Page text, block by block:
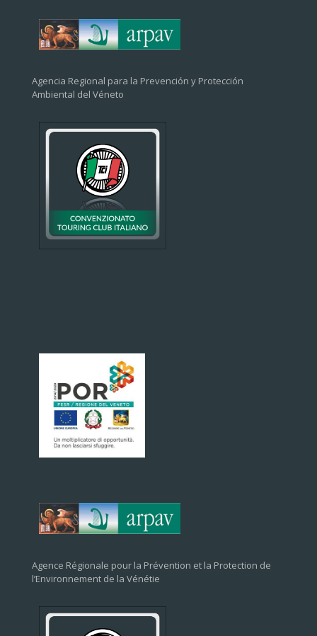
Agencia Regional para la Prevención y Protección
Ambiental del Véneto
Agence Régionale pour la Prévention et la Protection de
l’Environnement de la Vénétie